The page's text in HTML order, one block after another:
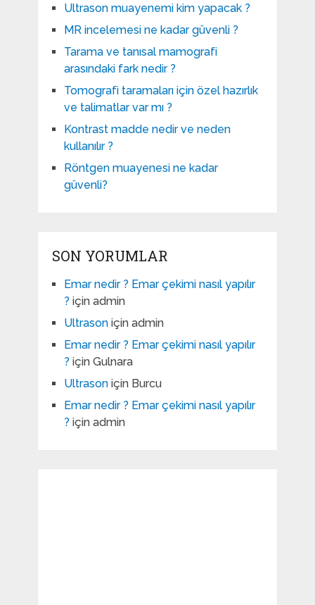
Ultrason muayenemi kim yapacak ?
MR incelemesi ne kadar güvenli ?
Tarama ve tanısal mamografi
arasındaki fark nedir ?
Tomografi taramaları için özel hazırlık
ve talimatlar var mı ?
Kontrast madde nedir ve neden
kullanılır ?
Röntgen muayenesi ne kadar
güvenli?
SON YORUMLAR
Emar nedir ? Emar çekimi nasıl yapılır
? için admin
Ultrasoniçin admin
Emar nedir ? Emar çekimi nasıl yapılır
? için Gulnara
Ultrasoniçin Burcu
Emar nedir ? Emar çekimi nasıl yapılır
? için admin